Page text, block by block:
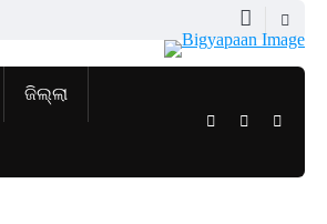
ଜିଲ୍ଲା
TwitterFacebook